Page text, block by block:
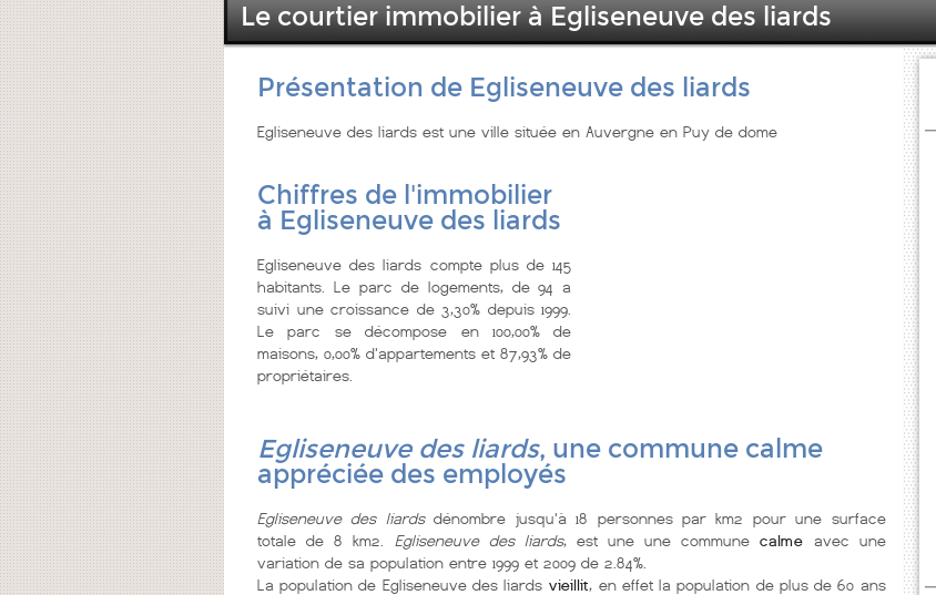
Le courtier immobilier à Egliseneuve des liards
Présentation de Egliseneuve des liards
Egliseneuve des liards est une ville située en Auvergne en Puy de dome
Chiffres de l'immobilier
à Egliseneuve des liards
Egliseneuve des liards compte plus de 145
habitants. Le parc de logements, de 94 a
suivi une croissance de 3,30% depuis 1999.
Le parc se décompose en 100,00% de
maisons, 0,00% d'appartements et 87,93% de
propriétaires.
Egliseneuve des liards, une commune calme
appréciée des employés
Egliseneuve des liardsdénombre jusqu'à 18 personnes par km2 pour une surface
totale de 8 km2. Egliseneuve des liards, est une une communecalme avec une
variation de sa population entre 1999 et 2009 de 2.84%.
La population de Egliseneuve des liards vieillit, en effet la population de plus de 60 ans